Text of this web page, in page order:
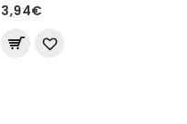
3,94€